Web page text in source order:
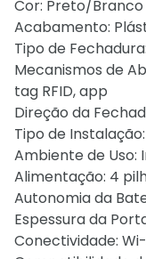
Cor: Preto/Branco
Acabamento:
Tipo de
Mecanismos de
tag RFID, app
Direção da
Tipo de
Ambiente de Uso:
Alimentação: 4
Autonomia da
Espessura da
Conectividade: